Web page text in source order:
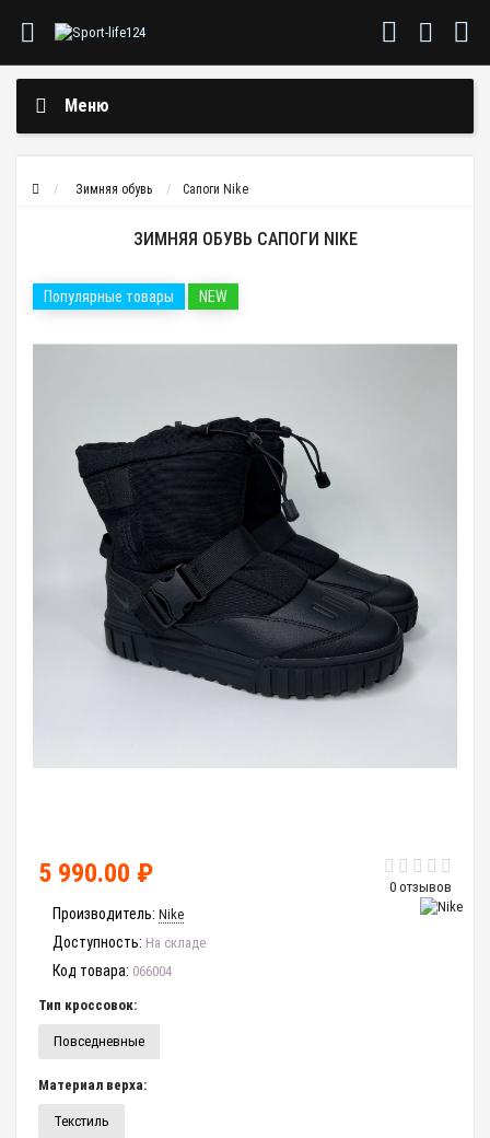
Меню
Зимняя обувь Сапоги Nike
ЗИМНЯЯ ОБУВЬ САПОГИ NIKE
Популярные товары NEW
0 отзывов
5 990.00 ₽
Производитель: Nike
Доступность: На складе
Код товара: 066004
Тип кроссовок:
Повседневные
Материал верха:
Текстиль